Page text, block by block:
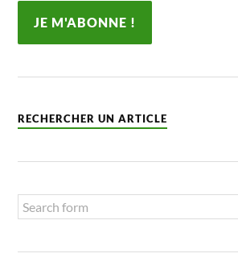
RECHERCHER UN ARTICLE